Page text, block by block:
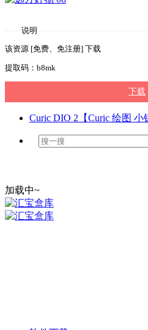
说明
该资源 [免费、免注册] 下载
提取码：b8mk
下载
Curic DIO 2【Curic 绘图
加载中~